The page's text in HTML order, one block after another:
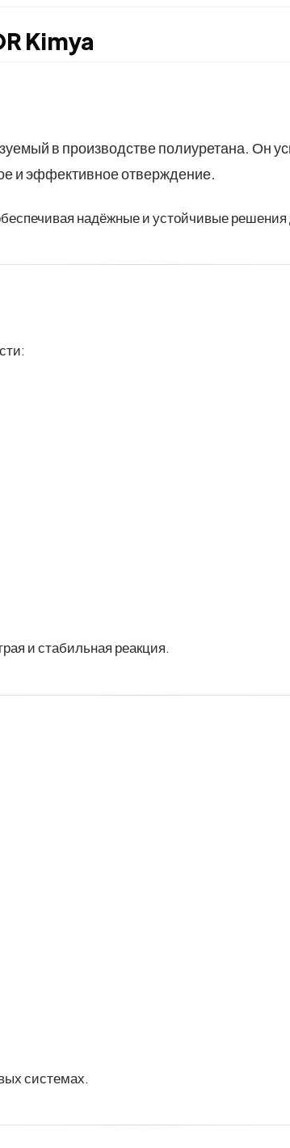
Kimya
в производстве полиуретана. Он
и эффективное отверждение.
надёжные и устойчивые
и стабильная реакция.
системах.